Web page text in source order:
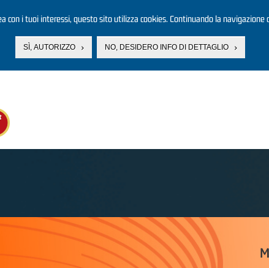
con i tuoi interessi, questo sito utilizza cookies. Continuando la navigazione
SÌ, AUTORIZZO NO, DESIDERO INFO DI DETTAGLIO